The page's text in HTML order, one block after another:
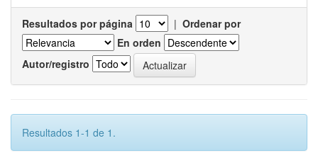
Resultados por página | Ordenar por
En orden
Autor/registro
Resultados 1-1 de 1.